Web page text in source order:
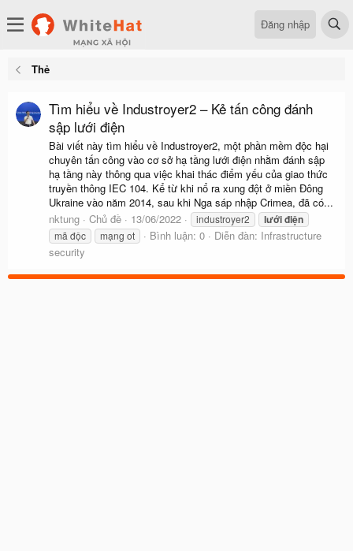
Đăng nhập
Thẻ
Tìm hiểu về Industroyer2 – Kẻ tấn công đánh
sập lưới điện
Bài viết này tìm hiểu về Industroyer2, một phần mềm độc hại
chuyên tấn công vào cơ sở hạ tầng lưới điện nhằm đánh sập
hạ tầng này thông qua việc khai thác điểm yếu của giao thức
truyền thông IEC 104. Kể từ khi nổ ra xung đột ở miền Đông
Ukraine vào năm 2014, sau khi Nga sáp nhập Crimea, đã có...
nktung
Chủ đề 13/06/2022 industroyer2 lướiđiện
mã độc mạng ot Bình luận: 0 Diễn đàn: Infrastructure
security